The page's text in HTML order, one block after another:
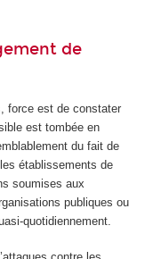
de
force est de constater
est tombée en
du fait de
établissements de
soumises aux
publiques ou
quotidiennement.